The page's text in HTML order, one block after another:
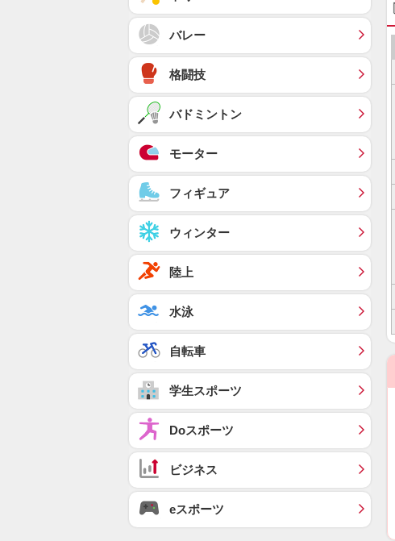
バレー
格闘技
バドミントン
モーター
フィギュア
ウィンター
陸上
水泳
自転車
学生スポーツ
Doスポーツ
ビジネス
eスポーツ